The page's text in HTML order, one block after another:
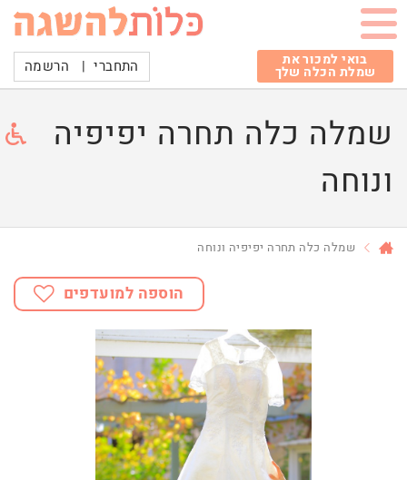
בואי למכור את
שמלת הכלה שלך התחברי | הרשמה
שמלה כלה תחרה יפיפיה
ונוחה
שמלה כלה תחרה יפיפיה ונוחה
הוספה למועדפים